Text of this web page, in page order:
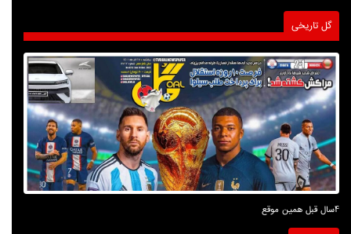
گل تاریخی
4سال قبل همین موقع